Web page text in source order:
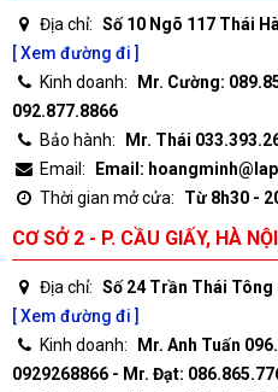
Địa chỉ: Số 10 Ngõ 117 Thái
[ Xem đường đi ]
Kinh doanh:
Mr. Cường:
092.877.8866
Bảo hành:
Mr. Thái
Email:
Email:
Thời gian mở cửa:
Từ 8h30 -
CƠ SỞ 2 - P. CẦU GIẤY, HÀ NỘI
Địa chỉ: Số 24 Trần Thái Tông
[ Xem đường đi ]
Kinh doanh:
Mr. Anh Tuấn
0929268866 - Mr. Đạt: